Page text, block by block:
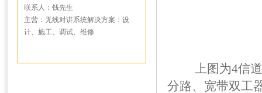
联系人：钱先生
主营：无线对讲系统解决方案：设
计、施工、调试、维修
上图为4信道
分路、宽带双工